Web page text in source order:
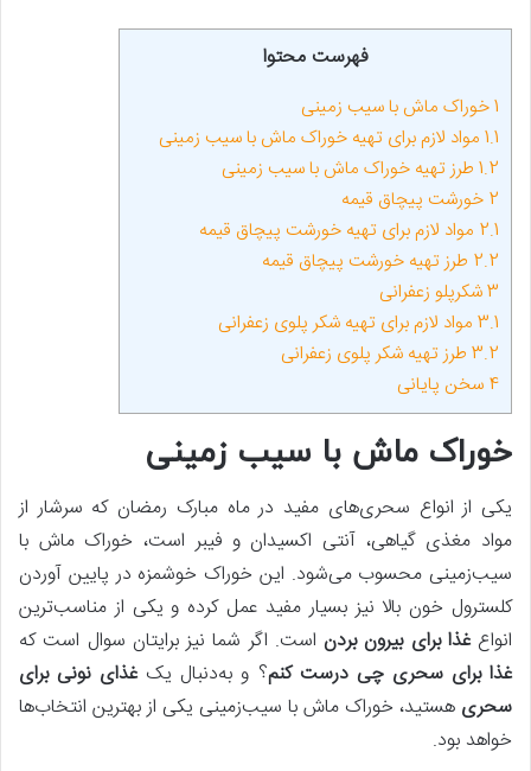
فهرست محتوا
1خوراک ماش با سیب زمینی
1.1 مواد لازم برای تهیه خوراک ماش با سیب‌ زمینی
1.2 طرز تهیه خوراک ماش با سیب‌ زمینی
2 خورشت پیچاق قیمه
2.1 مواد لازم برای تهیه خورشت پیچاق قیمه
2.2 طرز تهیه خورشت پیچاق قیمه
3شکرپلو زعفرانی
3.1 مواد لازم برای تهیه شکر پلوی زعفرانی
3.2 طرز تهیه شکر پلوی زعفرانی
4 سخن پایانی
خوراک ماش با سیب زمینی
یکی از انواع سحری‌های مفید در ماه مبارک رمضان که سرشار از
مواد مغذی گیاهی، آنتی اکسیدان و فیبر است، خوراک ماش با
سیب‌زمینی محسوب می‌شود. این خوراک خوشمزه در پایین آوردن
کلسترول خون بالا نیز بسیار مفید عمل کرده و یکی از مناسب‌ترین
انواعغذا برای بیرون بردن است. اگر شما نیز برایتان سوال است که
غذا برای سحری چی درست کنم؟ و به‌دنبال یکغذای نونی برای
سحری هستید، خوراک ماش با سیب‌زمینی یکی از بهترین انتخاب‌ها
خواهد بود.